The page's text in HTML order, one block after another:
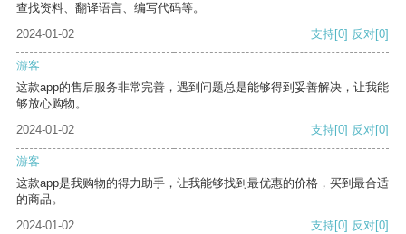
查找资料、翻译语言、编写代码等。
2024-01-02
支持[0] 反对[0]
游客
这款app的售后服务非常完善，遇到问题总是能够得到妥善解决，让我能
够放心购物。
2024-01-02
支持[0] 反对[0]
游客
这款app是我购物的得力助手，让我能够找到最优惠的价格，买到最合适
的商品。
2024-01-02
支持[0] 反对[0]